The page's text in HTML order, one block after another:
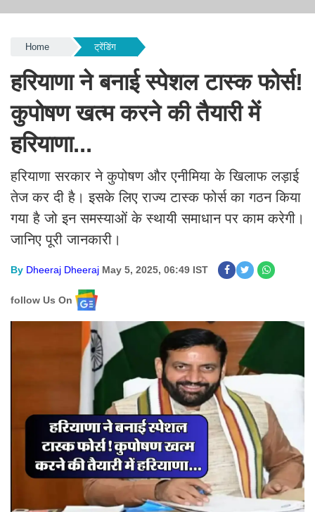
Home ट्रेंडिंग
हरियाणा ने बनाई स्पेशल टास्क फोर्स!
कुपोषण खत्म करने की तैयारी में
हरियाणा...
हरियाणा सरकार ने कुपोषण और एनीमिया के खिलाफ लड़ाई
तेज कर दी है। इसके लिए राज्य टास्क फोर्स का गठन किया
गया है जो इन समस्याओं के स्थायी समाधान पर काम करेगी।
जानिए पूरी जानकारी।
By Dheeraj Dheeraj May 5, 2025, 06:49 IST
follow Us On